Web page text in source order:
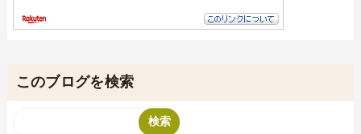
このブログを検索